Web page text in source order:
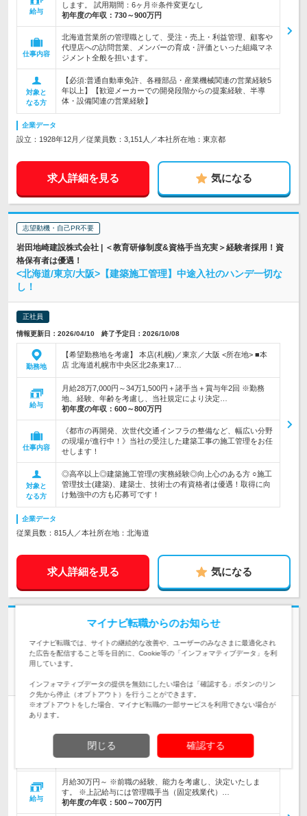
給与
します。 試用期間：6ヶ月※条件変更なし
初年度の年収： 730～900万円
仕事内容
北海道営業所の管理職として、受注・売上・利益管理、顧客や
代理店への訪問営業、メンバーの育成・評価といった組織マネ
ジメント全般を担います。
対象と
なる方
【必須:普通自動車免許、各種部品・産業機械関連の営業経験5
年以上】【歓迎メーカーでの開発段階からの提案経験、半導
体・設備関連の営業経験】
企業データ
設立：1928年12月／従業員数：3,151人／本社所在地：東京都
求人詳細を見る 気になる
志望動機・自己PR不要
岩田地崎建設株式会社 | ＜教育研修制度&資格手当充実＞経験者採用！資
格保有者は優遇！
<北海道/東京/大阪>【建築施工管理】中途入社のハンデ一切な
し！
正社員
情報更新日：2026/04/10 終了予定日：2026/10/08
勤務地
【希望勤務地を考慮】 本店(札幌)／東京／大阪 <所在地> ■本
店 北海道札幌市中央区北2条東17…
給与
月給28万7,000円～34万1,500円＋諸手当＋賞与年2回 ※勤務
地、経験、年齢を考慮し、当社規定により決定…
初年度の年収： 600～800万円
仕事内容
《都市の再開発、次世代交通インフラの整備など、幅広い分野
の現場が進行中！》当社の受注した建築工事の施工管理をお任
せします！
対象と
なる方
◎高卒以上◎建築施工管理の実務経験◎向上心のある方 ○施工
管理技士(建築)、建築士、技術士の有資格者は優遇！取得に向
け勉強中の方も応募可です！
企業データ
従業員数：815人／本社所在地：北海道
求人詳細を見る 気になる
志望動機・自己PR不要
株式会社砂子組 | 創業79年！北海道で土木・建築・石炭事業を手掛ける企
地域密着の優良企業！【建築施工管理】★転勤なし★福利厚生
充実
正社員 第二新卒歓迎 転勤なし
【マイカー通勤可（駐車場あり）／転勤なし／Uターン、Iター
ン歓迎】 北海道札幌市中央区北3条東8-…
給与
月給30万円～ ※前職の経験、能力を考慮し、決定いたしま
す。 ※上記給与には管理職手当（固定残業代）…
初年度の年収： 500～700万円
マイナビ転職からのお知らせ
マイナビ転職では、サイトの継続的な改善や、ユーザーのみなさまに最適化され
た広告を配信すること等を目的に、Cookie等の「インフォマティブデータ」を利
用しています。
インフォマティブデータの提供を無効にしたい場合は「確認する」ボタンのリン
ク先から停止（オプトアウト）を行うことができます。
※オプトアウトをした場合、マイナビ転職の一部サービスを利用できない場合が
あります。
閉じる 確認する